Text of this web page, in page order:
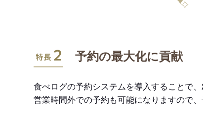
特長2
予約の最大化に貢献
食べログの予約システムを導入することで、
営業時間外での予約も可能になりますので